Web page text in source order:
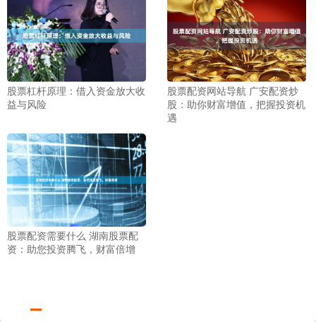
股票杠杆原理：借入资金放大收
益与风险
股票配资网站导航 广安配资炒
股：助你财富增值，把握投资机
遇
股票配资需要什么 湖南股票配
资：助您投资腾飞，财富倍增